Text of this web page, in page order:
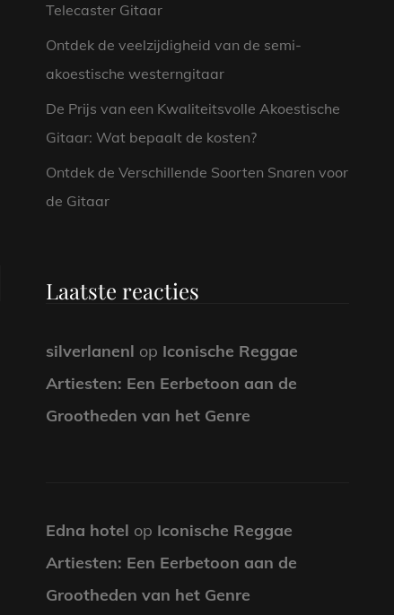
Telecaster Gitaar
Ontdek de veelzijdigheid van de semi-
akoestische westerngitaar
De Prijs van een Kwaliteitsvolle Akoestische
Gitaar: Wat bepaalt de kosten?
Ontdek de Verschillende Soorten Snaren voor
de Gitaar
Laatste reacties
silverlanenl op Iconische Reggae
Artiesten: Een Eerbetoon aan de
Grootheden van het Genre
Edna hotel op Iconische Reggae
Artiesten: Een Eerbetoon aan de
Grootheden van het Genre